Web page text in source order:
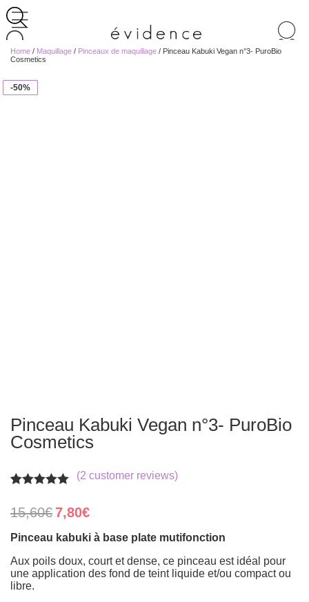
de
produits
Home / Maquillage / Pinceaux de maquillage / Pinceau Kabuki Vegan n°3- PuroBio
Cosmetics
-50%
Pinceau Kabuki Vegan n°3- PuroBio
Cosmetics
out of 5
based on
ratings
(2 customer reviews)
15,60€ Original
price
was:
7,80€Current
is:
Pinceau kabuki à base plate mutifonction
Aux poils doux, court et dense, ce pinceau est idéal pour
une application des fond de teint liquide et/ou compact ou
libre.